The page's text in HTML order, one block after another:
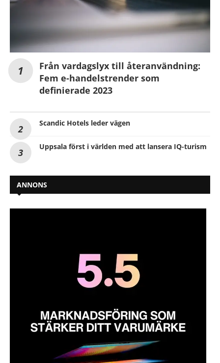
Från vardagslyx till återanvändning:
Fem e-handelstrender som
definierade 2023
Scandic Hotels leder vägen
Uppsala först i världen med att lansera IQ-turism
ANNONS